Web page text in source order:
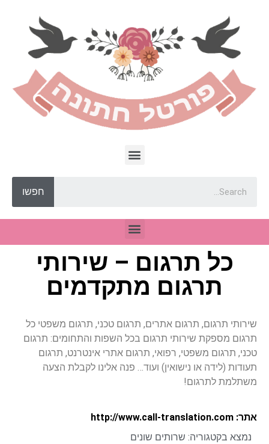
חפשו
כל תרגום – שירותי
תרגום מתקדמים
שירותי תרגום, תרגום אתרים, תרגום טכני, תרגום משפטי כל
תרגום מספקת שירותי תרגום בכל השפות והתחומים: תרגום
טכני, תרגום משפטי, רפואי, תרגום אתרי אינטרנט, תרגום
תעודות (לידה או נישואין) ועוד… פנה אלינו לקבלת הצעה
משתלמת לתרגום!
אתר: http://www.call-translation.com
נמצא בקטגוריה: שרותים שונים